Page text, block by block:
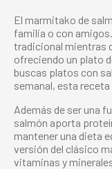
El marmitako de
familia o con
tradicional mientras
ofreciendo un plato
buscas platos con
semanal, esta
Además de ser una
salmón aporta
mantener una dieta
versión del clásico
vitaminas y